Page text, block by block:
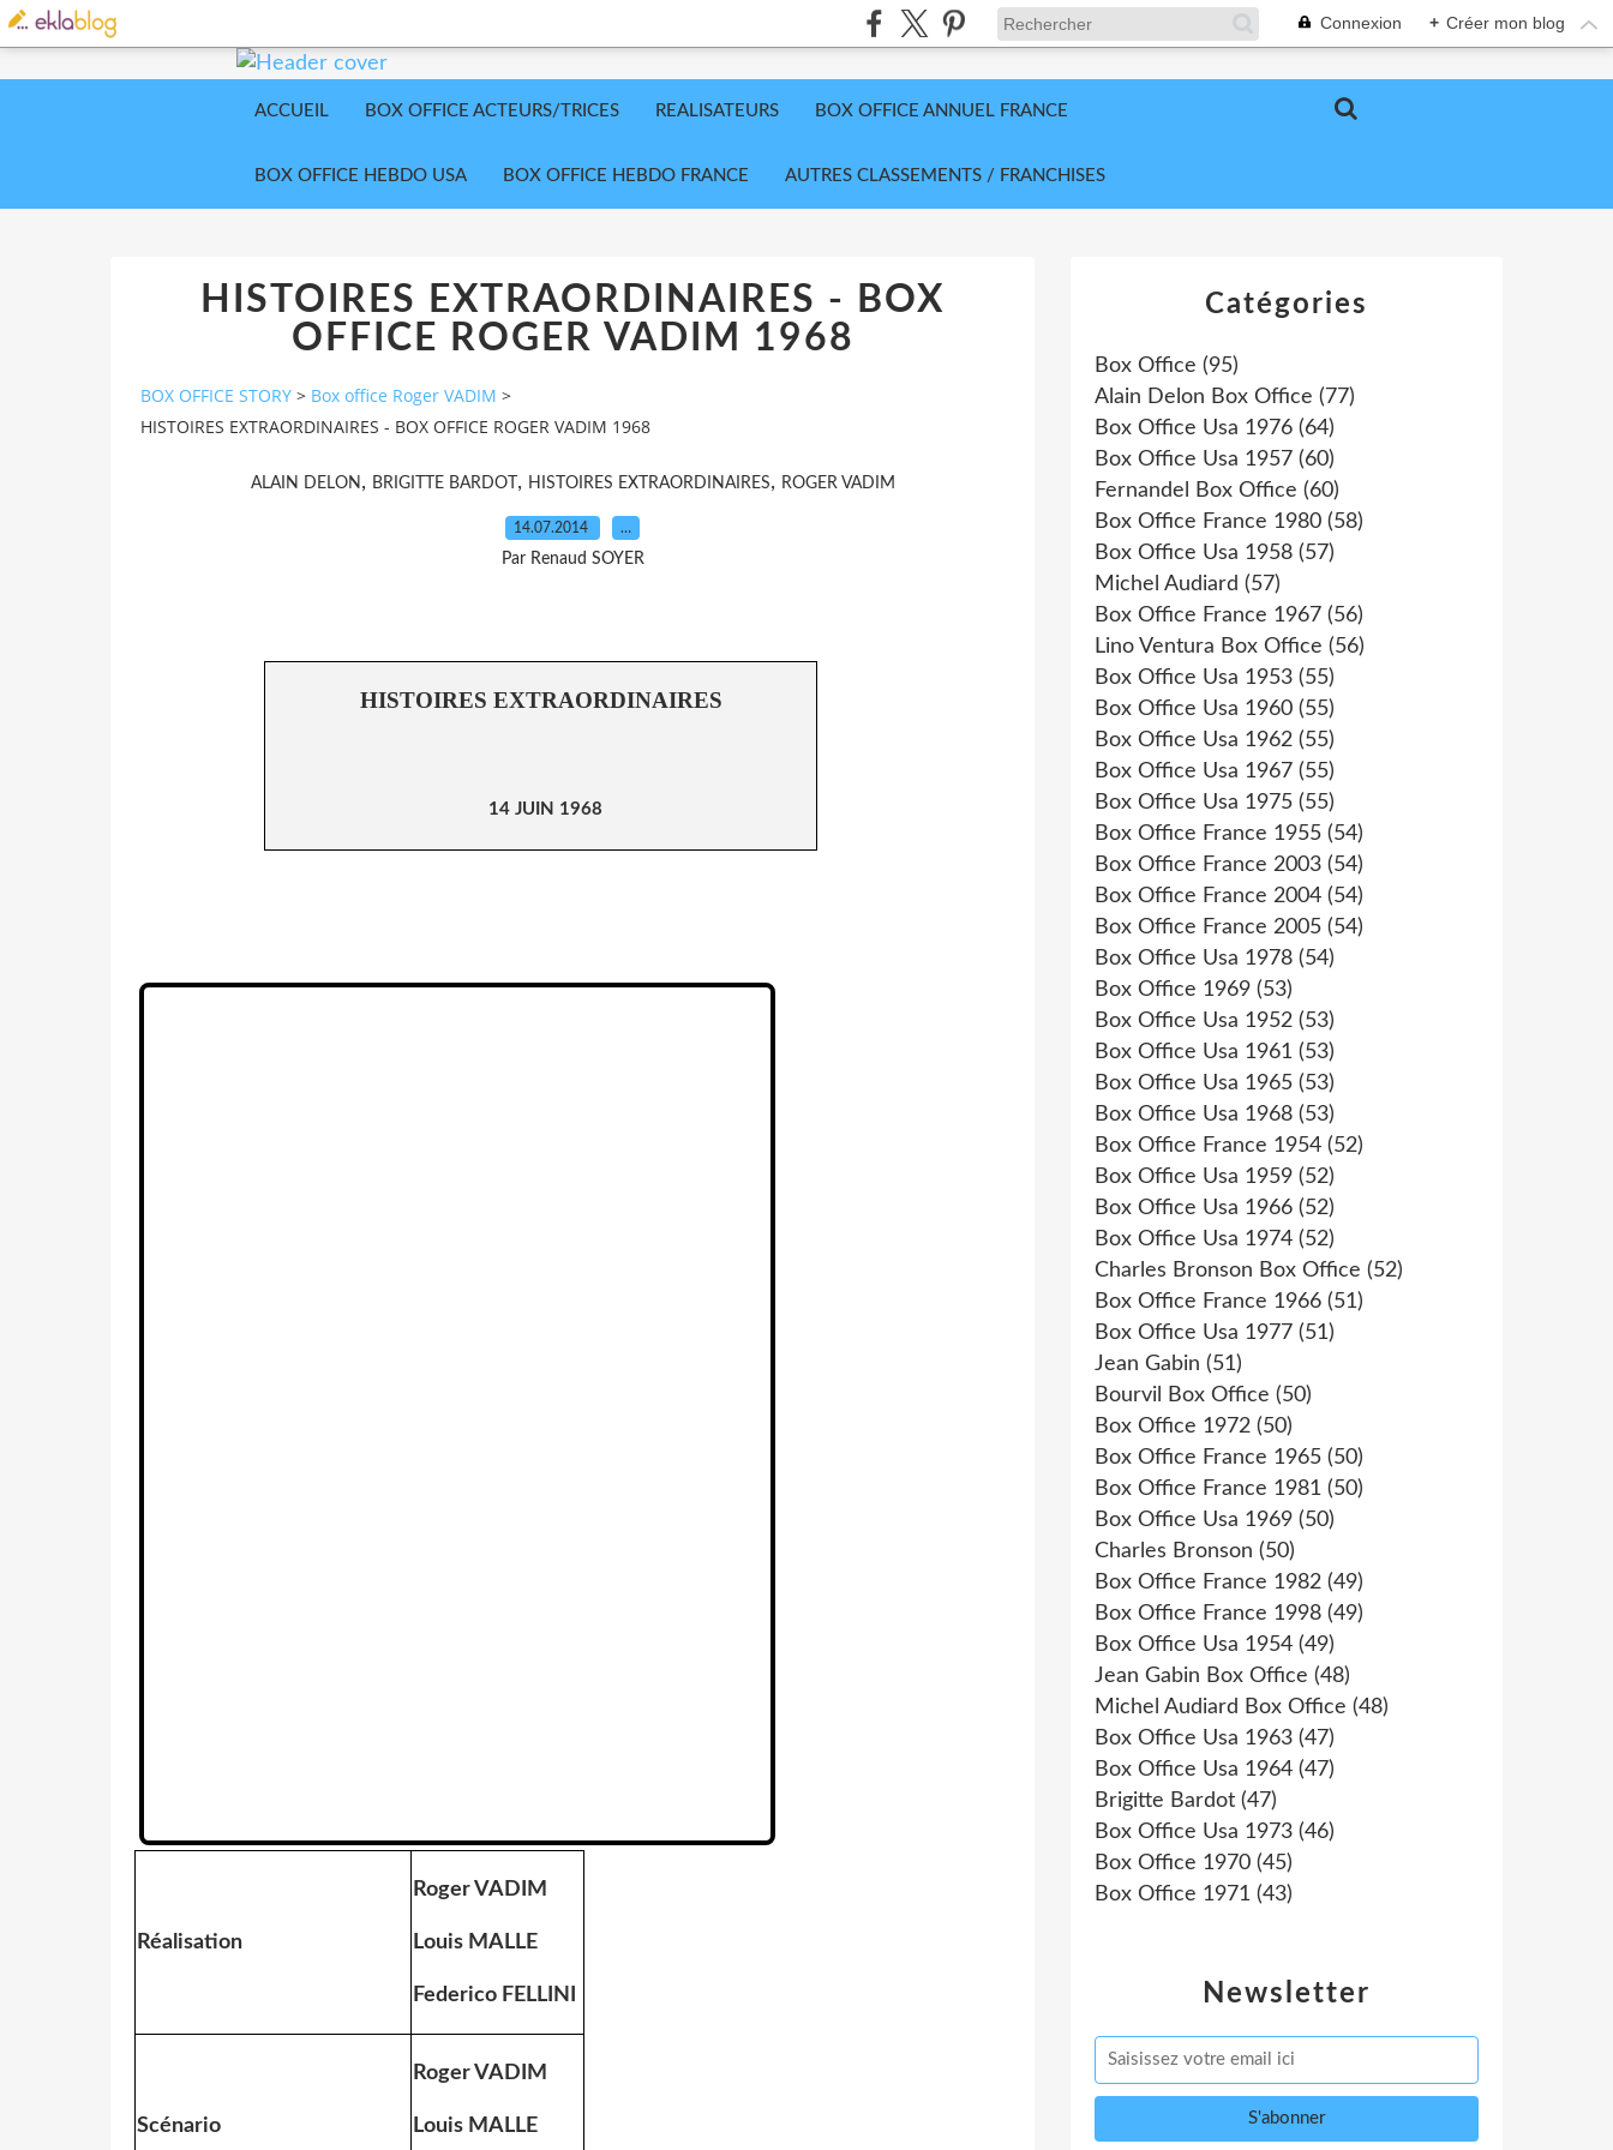
Connexion + Créer mon blog
ACCUEIL BOX OFFICE ACTEURS/TRICES REALISATEURS BOX OFFICE ANNUEL FRANCE
BOX OFFICE HEBDO USA BOX OFFICE HEBDO FRANCE AUTRES CLASSEMENTS / FRANCHISES
HISTOIRES EXTRAORDINAIRES - BOX
OFFICE ROGER VADIM 1968
BOX OFFICE STORY > Box office Roger VADIM >
HISTOIRES EXTRAORDINAIRES - BOX OFFICE ROGER VADIM 1968
ALAIN DELON , BRIGITTE BARDOT , HISTOIRES EXTRAORDINAIRES, ROGER VADIM
14.07.2014 …
Par Renaud SOYER
HISTOIRES EXTRAORDINAIRES
14 JUIN 1968
Réalisation
Roger VADIM
Louis MALLE
Federico FELLINI
Scénario
Roger VADIM
Louis MALLE
Newsletter
Catégories
Box Office (95)
Alain Delon Box Office (77)
Box Office Usa 1976 (64)
Box Office Usa 1957 (60)
Fernandel Box Office (60)
Box Office France 1980 (58)
Box Office Usa 1958 (57)
Michel Audiard (57)
Box Office France 1967 (56)
Lino Ventura Box Office (56)
Box Office Usa 1953 (55)
Box Office Usa 1960 (55)
Box Office Usa 1962 (55)
Box Office Usa 1967 (55)
Box Office Usa 1975 (55)
Box Office France 1955 (54)
Box Office France 2003 (54)
Box Office France 2004 (54)
Box Office France 2005 (54)
Box Office Usa 1978 (54)
Box Office 1969 (53)
Box Office Usa 1952 (53)
Box Office Usa 1961 (53)
Box Office Usa 1965 (53)
Box Office Usa 1968 (53)
Box Office France 1954 (52)
Box Office Usa 1959 (52)
Box Office Usa 1966 (52)
Box Office Usa 1974 (52)
Charles Bronson Box Office (52)
Box Office France 1966 (51)
Box Office Usa 1977 (51)
Jean Gabin (51)
Bourvil Box Office (50)
Box Office 1972 (50)
Box Office France 1965 (50)
Box Office France 1981 (50)
Box Office Usa 1969 (50)
Charles Bronson (50)
Box Office France 1982 (49)
Box Office France 1998 (49)
Box Office Usa 1954 (49)
Jean Gabin Box Office (48)
Michel Audiard Box Office (48)
Box Office Usa 1963 (47)
Box Office Usa 1964 (47)
Brigitte Bardot (47)
Box Office Usa 1973 (46)
Box Office 1970 (45)
Box Office 1971 (43)